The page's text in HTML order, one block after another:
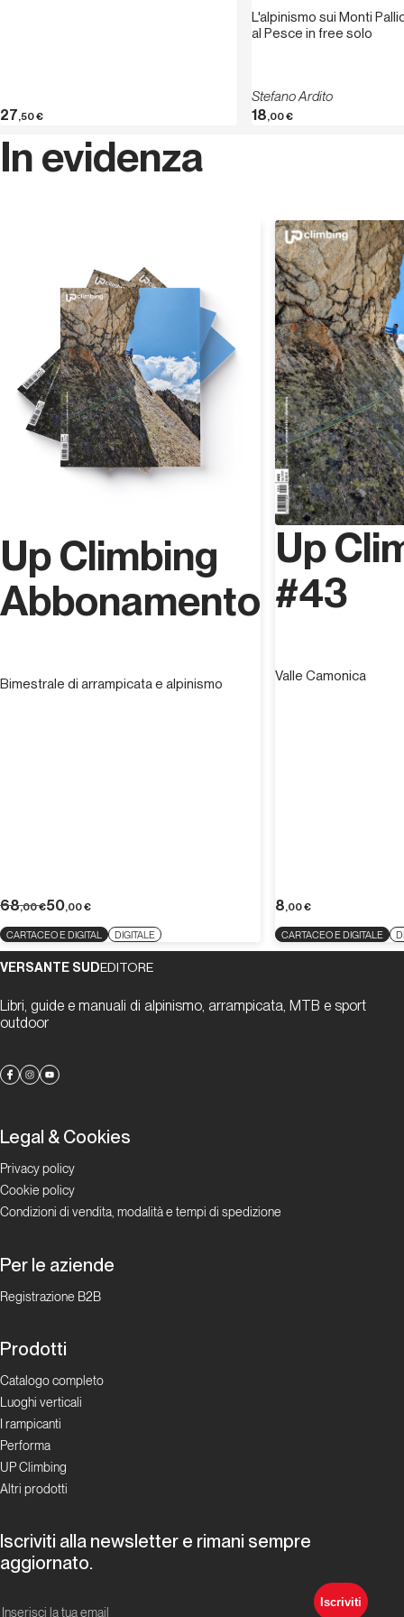
2020 ha pubblicato Destino ridicolo. Fabrizio De André
ascoltato da una filosofa (Marco Serra Tarantola
Accompagnatrice di Media Montagna.
27,50€
L'alpinismo sui Monti
al Pesce in free solo
Stefano Ardito
18,00€
In evidenza
Up Climbing
Abbonamento
Bimestrale di arrampicata e alpinismo
68,00€50,00€
CARTACEO E DIGITAL DIGITALE
Up
#43
Valle Camonica
8,00€
CARTACEO E DIGITALE
VERSANTE SUDEDITORE
Libri, guide e manuali di alpinismo, arrampicata, MTB e sport
outdoor
Legal & Cookies
Privacy policy
Cookie policy
Condizioni di vendita, modalità e tempi di spedizione
Per le aziende
Registrazione B2B
Prodotti
Catalogo completo
Luoghi verticali
I rampicanti
Performa
UP Climbing
Altri prodotti
Iscriviti alla newsletter e rimani sempre
aggiornato.
Iscriviti